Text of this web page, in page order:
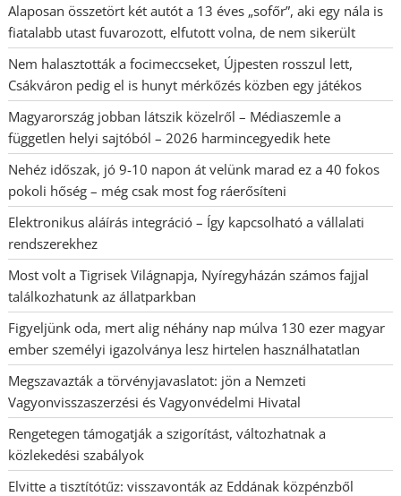
Alaposan összetört két autót a 13 éves „sofőr”, aki egy nála is
fiatalabb utast fuvarozott, elfutott volna, de nem sikerült
Nem halasztották a focimeccseket, Újpesten rosszul lett,
Csákváron pedig el is hunyt mérkőzés közben egy játékos
Magyarország jobban látszik közelről – Médiaszemle a
független helyi sajtóból – 2026 harmincegyedik hete
Nehéz időszak, jó 9-10 napon át velünk marad ez a 40 fokos
pokoli hőség – még csak most fog ráerősíteni
Elektronikus aláírás integráció – Így kapcsolható a vállalati
rendszerekhez
Most volt a Tigrisek Világnapja, Nyíregyházán számos fajjal
találkozhatunk az állatparkban
Figyeljünk oda, mert alig néhány nap múlva 130 ezer magyar
ember személyi igazolványa lesz hirtelen használhatatlan
Megszavazták a törvényjavaslatot: jön a Nemzeti
Vagyonvisszaszerzési és Vagyonvédelmi Hivatal
Rengetegen támogatják a szigorítást, változhatnak a
közlekedési szabályok
Elvitte a tisztítótűz: visszavonták az Eddának közpénzből